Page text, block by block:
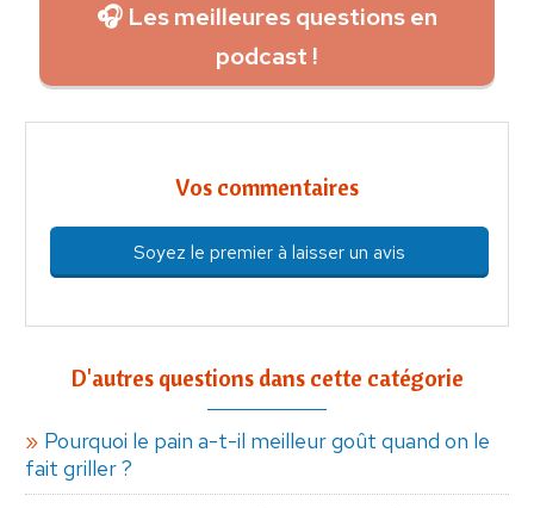
🎧 Les meilleures questions en
podcast !
Vos commentaires
Soyez le premier à laisser un avis
D'autres questions dans cette catégorie
Pourquoi le pain a-t-il meilleur goût quand on le
fait griller ?